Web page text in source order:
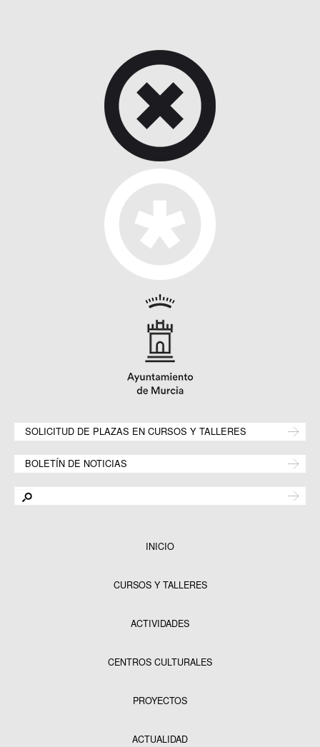
SOLICITUD DE PLAZAS EN CURSOS Y TALLERES
BOLETÍN DE NOTICIAS
INICIO
CURSOS Y TALLERES
ACTIVIDADES
CENTROS CULTURALES
PROYECTOS
ACTUALIDAD